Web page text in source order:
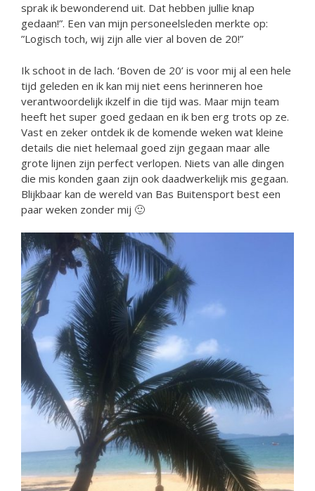
sprak ik bewonderend uit. Dat hebben jullie knap
gedaan!”. Een van mijn personeelsleden merkte op:
”Logisch toch, wij zijn alle vier al boven de 20!”
Ik schoot in de lach. ‘Boven de 20’ is voor mij al een hele
tijd geleden en ik kan mij niet eens herinneren hoe
verantwoordelijk ikzelf in die tijd was. Maar mijn team
heeft het super goed gedaan en ik ben erg trots op ze.
Vast en zeker ontdek ik de komende weken wat kleine
details die niet helemaal goed zijn gegaan maar alle
grote lijnen zijn perfect verlopen. Niets van alle dingen
die mis konden gaan zijn ook daadwerkelijk mis gegaan.
Blijkbaar kan de wereld van Bas Buitensport best een
paar weken zonder mij 🙂